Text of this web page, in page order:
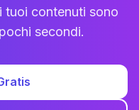
tuoi contenuti sono
secondi.